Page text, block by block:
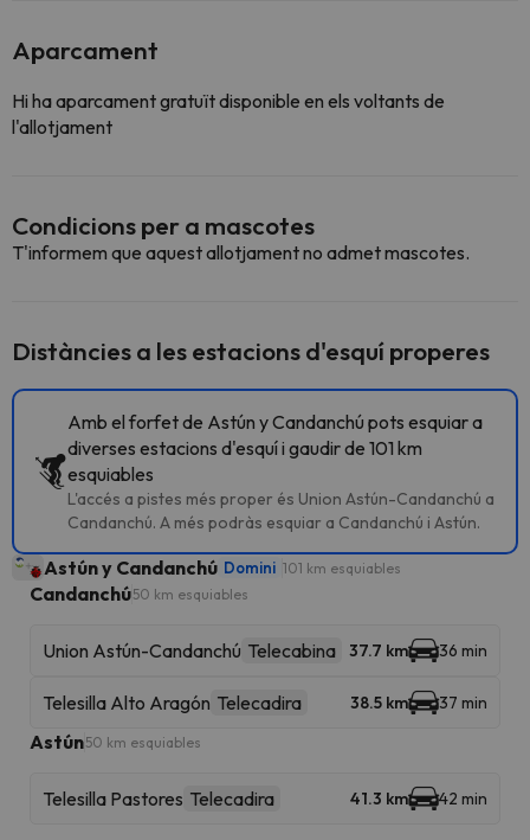
Aparcament
Hi ha aparcament gratuït disponible en els voltants de
l'allotjament
Condicions per a mascotes
T'informem que aquest allotjament no admet mascotes.
Distàncies a les estacions d'esquí properes
Amb el forfet de Astún y Candanchú pots esquiar a
diverses estacions d'esquí i gaudir de 101 km
esquiables
L'accés a pistes més proper és Union Astún-Candanchú a
Candanchú. A més podràs esquiar a Candanchú i Astún.
Astún y Candanchú Domini 101 km esquiables
Candanchú50 km esquiables
Union Astún-Candanchú Telecabina 37.7 km 36 min
Telesilla Alto Aragón Telecadira 38.5 km 37 min
Astún50 km esquiables
Telesilla Pastores Telecadira 41.3 km 42 min